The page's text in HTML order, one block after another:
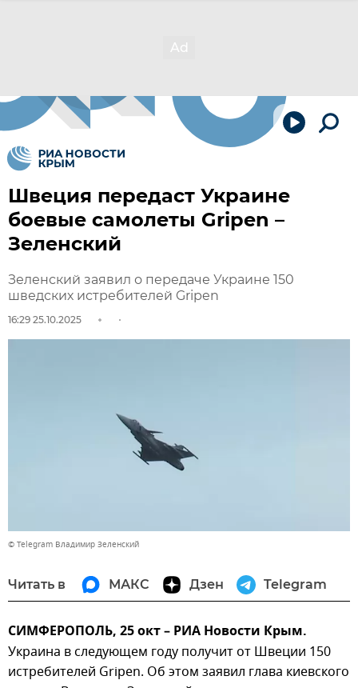
Швеция передаст Украине
боевые самолеты Gripen –
Зеленский
Зеленский заявил о передаче Украине 150
шведских истребителей Gripen
16:29 25.10.2025
© Telegram Владимир Зеленский
Читать в МАКС Дзен Telegram
СИМФЕРОПОЛЬ, 25 окт – РИА Новости Крым.
Украина в следующем году получит от Швеции 150
истребителей Gripen. Об этом заявил глава киевского